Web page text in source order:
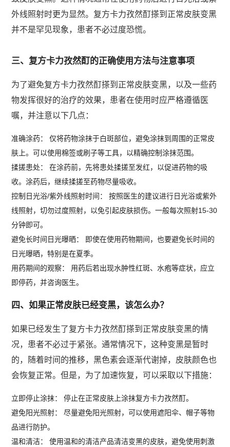
外线照射时更为显然。复方卡力孜然酊搽到正常皮肤变黑
并不是罕见现象，患者不必过度恐慌。
三、复方卡力孜然酊的正确使用方法与注意事项
为了避免复方卡力孜然酊搽到正常皮肤变黑，以及一些药
物发挥很好的治疗的效果，患者在使用时应严格遵循医
嘱，并注意以下几点：
准确涂药： 仅将药物涂抹于白斑部位，避免涂抹到周围的正常皮
肤上。可以使用棉签或刷子等工具，以精确控制涂抹范围。
揉搓患处： 在涂药前，先将患处揉搓至发红，以促进药物的吸
收。涂药后，继续揉搓至药物尽量吸收。
控制日光浴/紫外线照射时间： 按照医生的建议进行日光浴或紫外
线照射，切勿过度照射，以免引起皮肤损伤。一般每次照射15-30
分钟即可。
避免长时间日光曝晒： 即使在使用药物期间，也要避免长时间的
日光曝晒，特别是在夏季。
用药期间的观察： 用药后若出现水肿性红斑、水疱等症状，应立
即停药，并咨询医生。
四、如果正常皮肤已经变黑，该怎么办？
如果已经发生了复方卡力孜然酊搽到正常皮肤变黑的情
况，患者不必过于紧张。通常情况下，这种变黑是暂时
的，随着时间的推移，黑色素会逐渐代谢掉，皮肤颜色也
会恢复正常。但是，为了加速恢复，可以采取以下措施：
立即停止涂抹： 停止在正常皮肤上涂抹复方卡力孜然酊。
避免阳光照射： 尽量避免阳光照射，可以使用遮阳伞、帽子等物
品进行防护。
温和清洁： 使用温和的清洁产品清洁变黑的皮肤，避免使用刺激